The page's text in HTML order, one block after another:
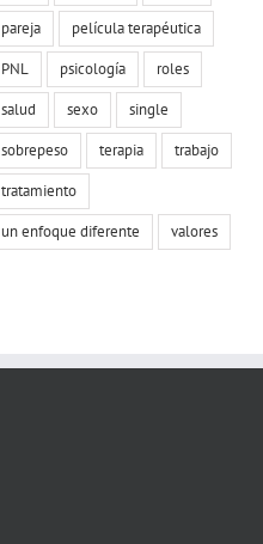
pareja
película terapéutica
PNL
psicología
roles
salud
sexo
single
sobrepeso
terapia
trabajo
tratamiento
un enfoque diferente
valores